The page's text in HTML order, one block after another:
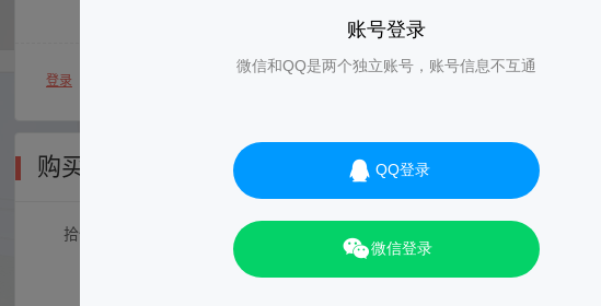
账号登录
微信和QQ是两个独立账号，账号信息不互通
QQ登录
微信登录